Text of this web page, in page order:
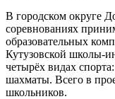
В городском округе
соревнованиях
образовательных
Кутузовской школы-
четырёх видах
шахматы. Всего в
школьников.